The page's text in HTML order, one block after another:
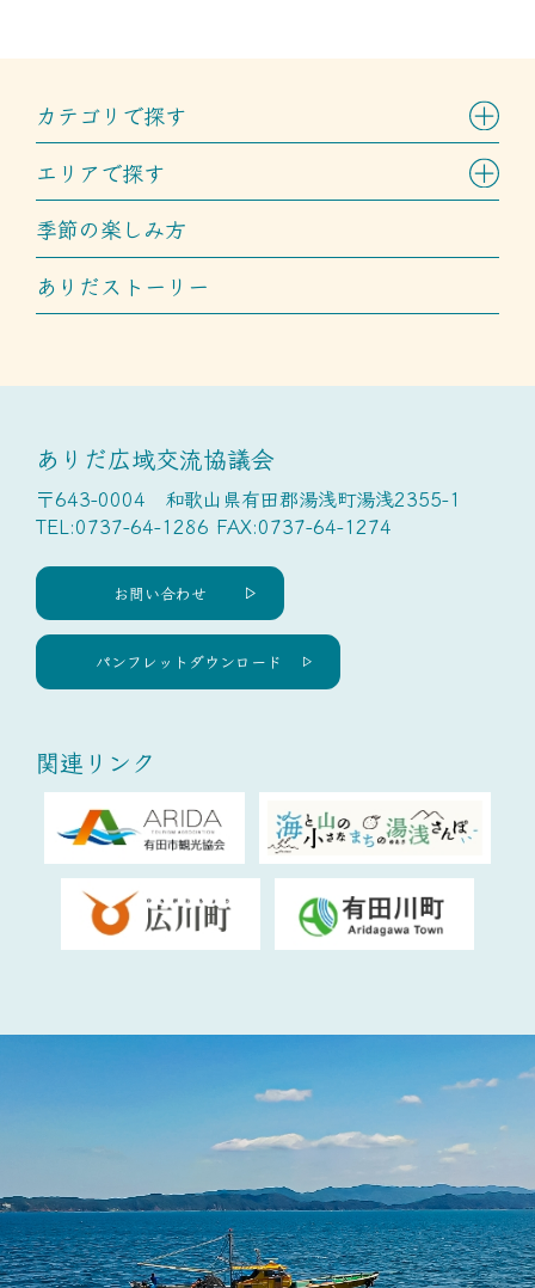
カテゴリで探す
エリアで探す
季節の楽しみ方
ありだストーリー
ありだ広域交流協議会
〒643-0004 和歌山県有田郡湯浅町湯浅2355-1
TEL:0737-64-1286 FAX:0737-64-1274
お問い合わせ
パンフレットダウンロード
関連リンク